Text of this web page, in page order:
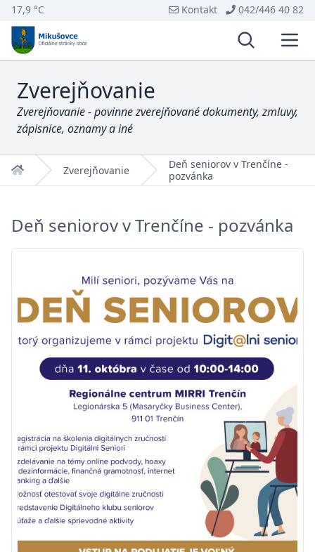
17,9 °C Kontakt 042/446 40 82
Vyhľadávanie
Zverejňovanie
Zverejňovanie - povinne zverejňované dokumenty, zmluvy,
zápisnice, oznamy a iné
Domov Zverejňovanie
Deň seniorov v Trenčíne -
pozvánka
Deň seniorov v Trenčíne - pozvánka